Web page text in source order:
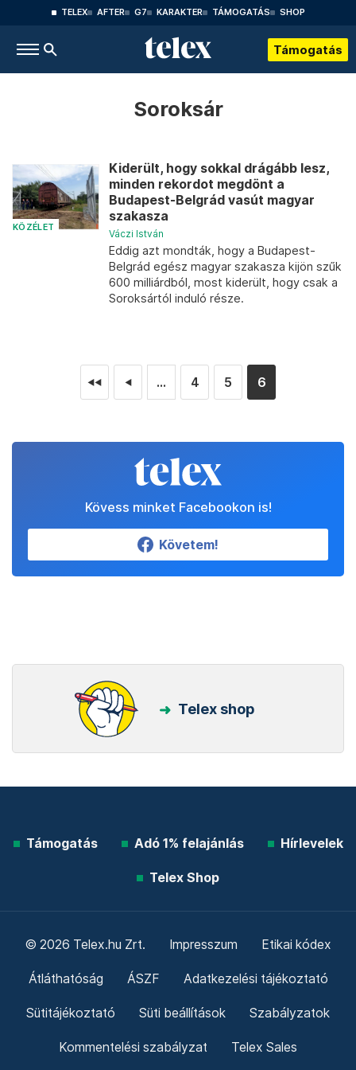
TELEX AFTER G7 KARAKTER TÁMOGATÁS SHOP
Támogatás
Soroksár
KÖZÉLET
Kiderült, hogy sokkal drágább lesz,
minden rekordot megdönt a
Budapest-Belgrád vasút magyar
szakasza
Váczi István
Eddig azt mondták, hogy a Budapest-
Belgrád egész magyar szakasza kijön szűk
600 milliárdból, most kiderült, hogy csak a
Soroksártól induló része.
◄◄ ◄ ... 4 5 6
Kövess minket Facebookon is!
Követem!
Telex shop
Támogatás Adó 1% felajánlás Hírlevelek
Telex Shop
© 2026 Telex.hu Zrt. Impresszum Etikai kódex
Átláthatóság ÁSZF Adatkezelési tájékoztató
Sütitájékoztató Süti beállítások Szabályzatok
Kommentelési szabályzat Telex Sales